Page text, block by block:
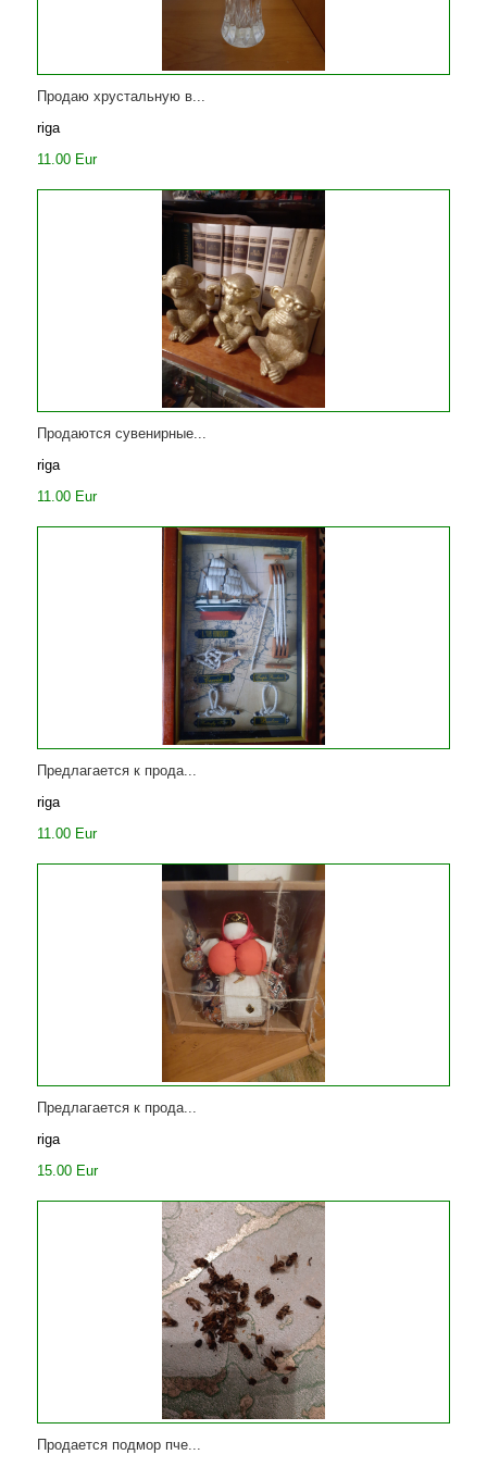
Продаю хрустальную в...
riga
11.00 Eur
Продаются сувенирные...
riga
11.00 Eur
Предлагается к прода...
riga
11.00 Eur
Предлагается к прода...
riga
15.00 Eur
Продается подмор пче...